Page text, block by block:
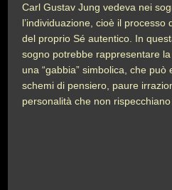
Carl Gustav Jung vedeva nei
l’individuazione, cioè il
del proprio Sé autentico. In
sogno potrebbe rappresentare
una “gabbia” simbolica, che
schemi di pensiero, paure
personalità che non